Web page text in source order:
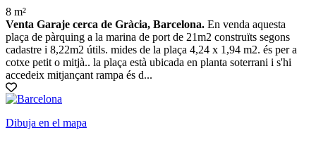
8 m²
Venta Garaje cerca de Gràcia, Barcelona. En venda aquesta
plaça de pàrquing a la marina de port de 21m2 construïts segons
cadastre i 8,22m2 útils. mides de la plaça 4,24 x 1,94 m2. és per a
cotxe petit o mitjà.. la plaça està ubicada en planta soterrani i s'hi
accedeix mitjançant rampa és d...
Dibuja en el mapa